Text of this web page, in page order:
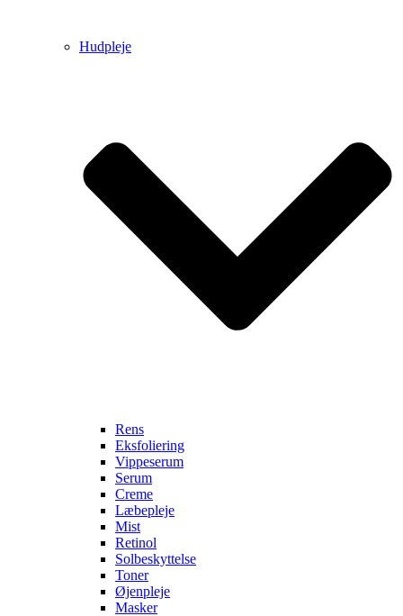
Hudpleje
Rens
Eksfoliering
Vippeserum
Serum
Creme
Læbepleje
Mist
Retinol
Solbeskyttelse
Toner
Øjenpleje
Masker